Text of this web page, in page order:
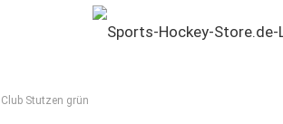
Stutzen grün